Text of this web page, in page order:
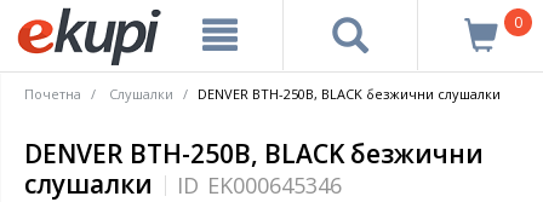
0
Почетна Слушалки DENVER BTH-250B, BLACK безжични слушалки
DENVER BTH-250B, BLACK безжични
слушалки
ID EK000645346